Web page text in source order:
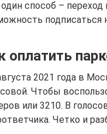
способ –
подписаться
оплатить
2021 года в
Чтобы
или 3210. В
Четко и